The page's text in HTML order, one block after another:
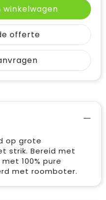
winkelwagen
offerte
op grote
strik. Bereid met
100% pure
met roomboter.